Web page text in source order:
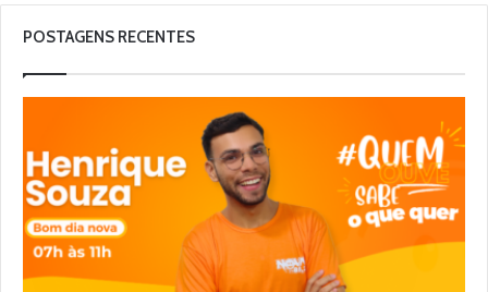
POSTAGENS RECENTES